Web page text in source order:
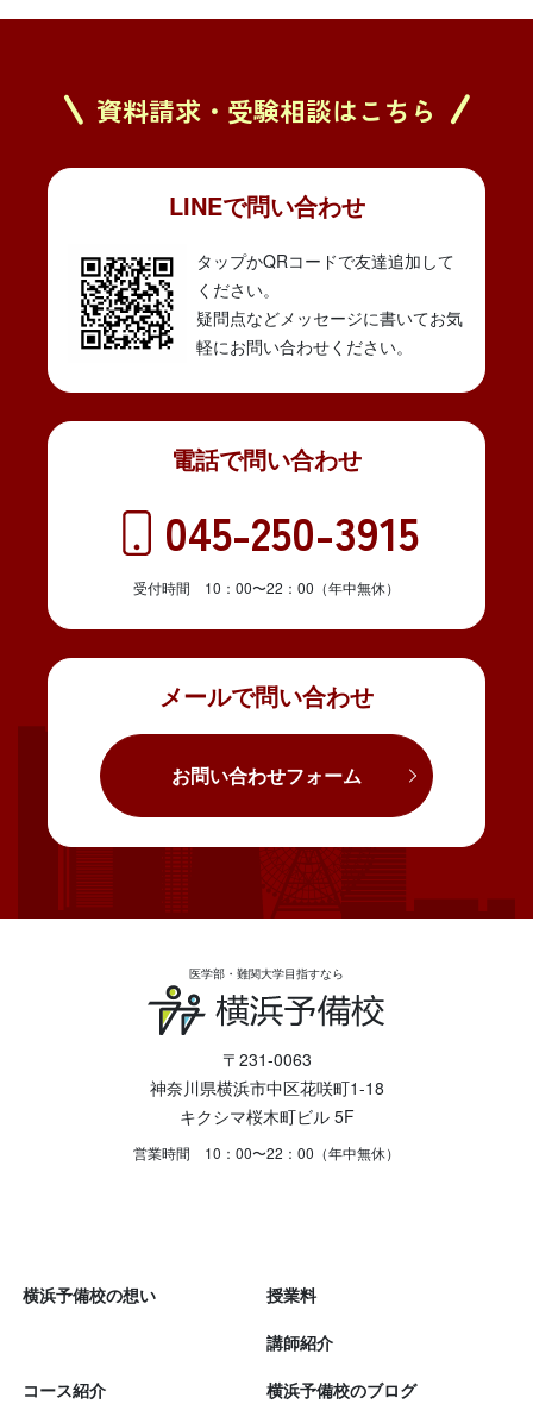
資料請求・受験相談はこちら
LINEで問い合わせ
タップかQRコードで友達追加して
ください。
疑問点などメッセージに書いてお気
軽にお問い合わせください。
メールで問い合わせ
お問い合わせフォーム
電話で問い合わせ
045-250-3915
受付時間 10：00〜22：00（年中無休）
医学部・難関大学目指すなら
〒231-0063
神奈川県横浜市中区花咲町1-18
キクシマ桜木町ビル 5F
営業時間 10：00〜22：00（年中無休）
横浜予備校の想い
コース紹介
授業料
講師紹介
横浜予備校のブログ